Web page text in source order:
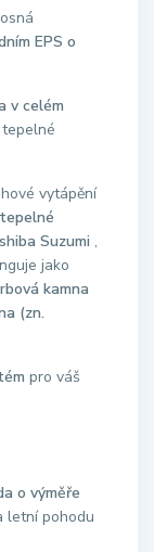
EPS o
v celém
vytápění
tepelné
Suzumi ,
jako
kamna
(zn.
pro váš
o výměře
letní pohodu